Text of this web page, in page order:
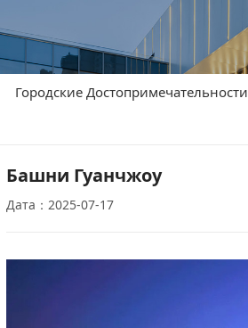
Городские Достопримечательности
Башни Гуанчжоу
Дата：2025-07-17